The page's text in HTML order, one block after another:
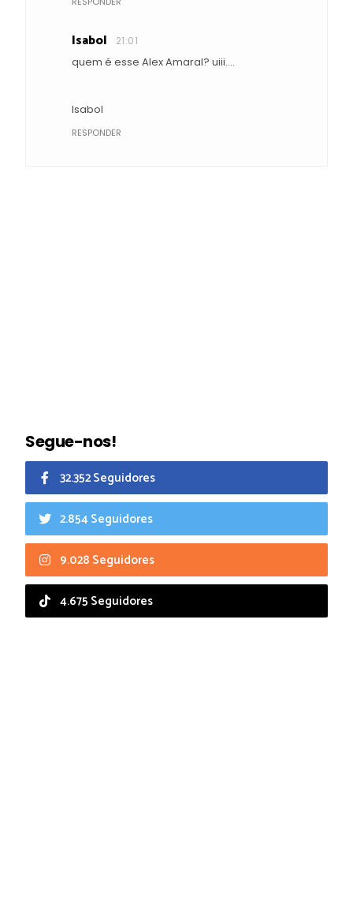
Isabol 21:01
quem é esse Alex Amaral? uiii....
Isabol
RESPONDER
Segue-nos!
32.352 Seguidores
2.854 Seguidores
9.028 Seguidores
4.675 Seguidores